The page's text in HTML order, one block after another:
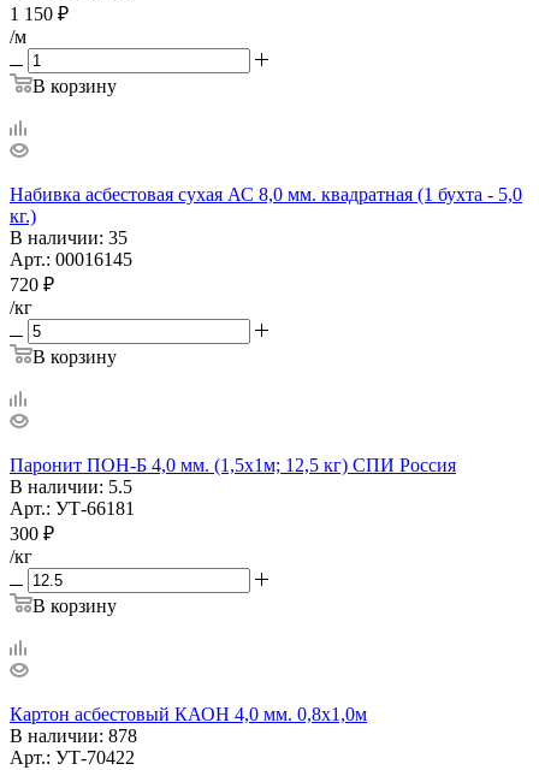
1 150 ₽
/м
В корзину
Набивка асбестовая сухая АС 8,0 мм. квадратная (1 бухта - 5,0
кг.)
В наличии: 35
Арт.: 00016145
720 ₽
/кг
В корзину
Паронит ПОН-Б 4,0 мм. (1,5х1м; 12,5 кг) СПИ Россия
В наличии: 5.5
Арт.: УТ-66181
300 ₽
/кг
В корзину
Картон асбестовый КАОН 4,0 мм. 0,8х1,0м
В наличии: 878
Арт.: УТ-70422